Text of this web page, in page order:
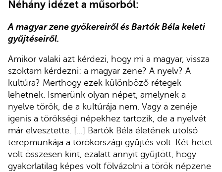
Néhány idézet a műsorból:
A magyar zene gyökereiről és Bartók Béla keleti
gyűjtéseiről.
Amikor valaki azt kérdezi, hogy mi a magyar, vissza
szoktam kérdezni: a magyar zene? A nyelv? A
kultúra? Merthogy ezek különböző rétegek
lehetnek. Ismerünk olyan népet, amelynek a
nyelve török, de a kultúrája nem. Vagy a zenéje
igenis a törökségi népekhez tartozik, de a nyelvét
már elvesztette. […] Bartók Béla életének utolsó
terepmunkája a törökországi gyűjtés volt. Két hetet
volt összesen kint, ezalatt annyit gyűjtött, hogy
gyakorlatilag képes volt fölvázolni a török népzene